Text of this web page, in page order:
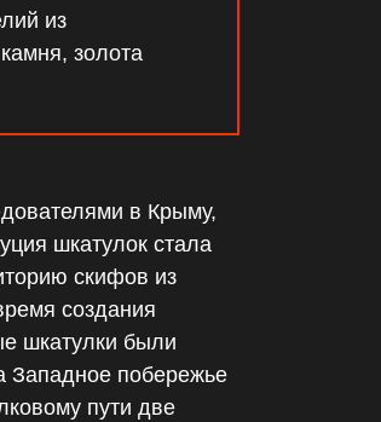
из
золота
в Крыму,
шкатулок стала
скифов из
создания
шкатулки были
Западное побережье
пути две